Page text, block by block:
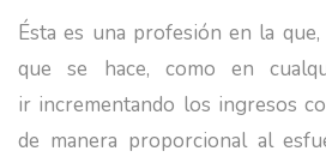
Ésta es una profesión en la
que se hace, como en
ir incrementando los ingresos
de manera proporcional al